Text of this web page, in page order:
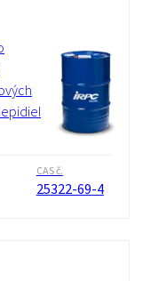
CAS č.
25322-69-4